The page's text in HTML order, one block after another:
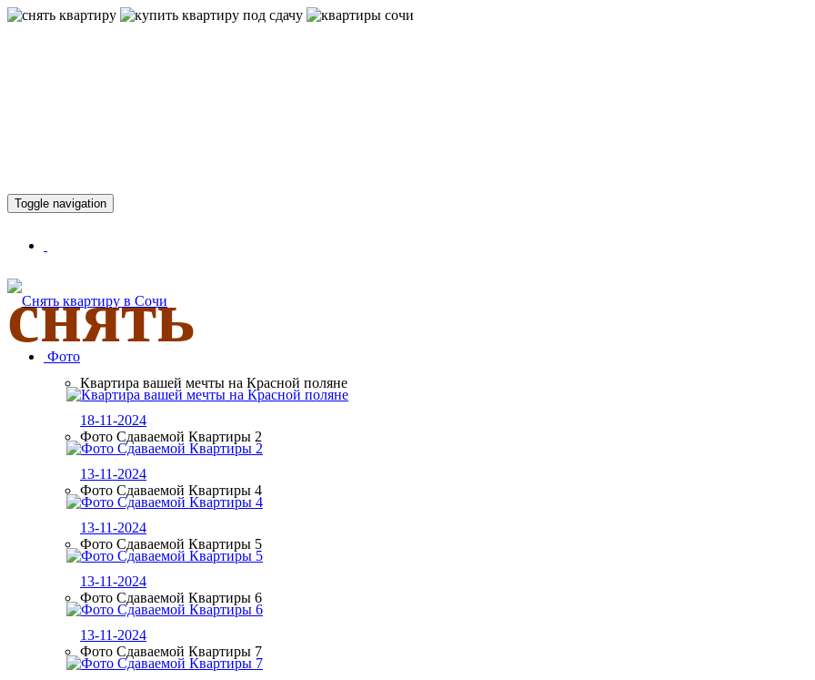
снять
Toggle navigation
Фото
Квартира вашей мечты на Красной поляне
18-11-2024
Фото Сдаваемой Квартиры 2
13-11-2024
Фото Сдаваемой Квартиры 4
13-11-2024
Фото Сдаваемой Квартиры 5
13-11-2024
Фото Сдаваемой Квартиры 6
13-11-2024
Фото Сдаваемой Квартиры 7